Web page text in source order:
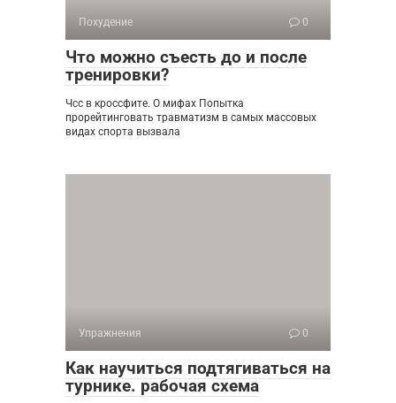
Похудение 0
Что можно съесть до и после
тренировки?
Чсс в кроссфите. О мифах Попытка
прорейтинговать травматизм в самых массовых
видах спорта вызвала
Упражнения 0
Как научиться подтягиваться на
турнике. рабочая схема